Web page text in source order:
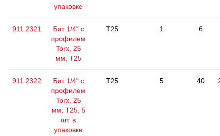
упаковке
911.2321
Бит 1/4" с
профилем
Torx, 25
мм, Т25
T25 1 6
911.2322
Бит 1/4" с
профилем
Torx, 25
мм, Т25, 5
шт. в
упаковке
T25 5 40